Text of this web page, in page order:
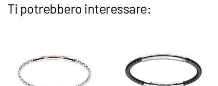
Ti potrebbero interessare: